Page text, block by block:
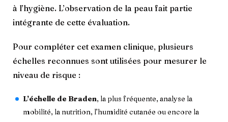
à l’hygiène. L’observation de la peau fait partie
intégrante de cette évaluation.
Pour compléter cet examen clinique, plusieurs
échelles reconnues sont utilisées pour mesurer le
niveau de risque :
L’échelle de Braden, la plus fréquente, analyse la
mobilité, la nutrition, l’humidité cutanée ou encore la